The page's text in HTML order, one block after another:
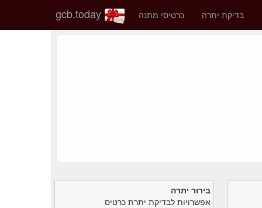
כרטיסי מתנה בדיקת יתרה
בירור יתרה
אפשרויות לבדיקת יתרת כרטיס